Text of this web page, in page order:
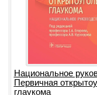
Национальное
Первичная
глаукома